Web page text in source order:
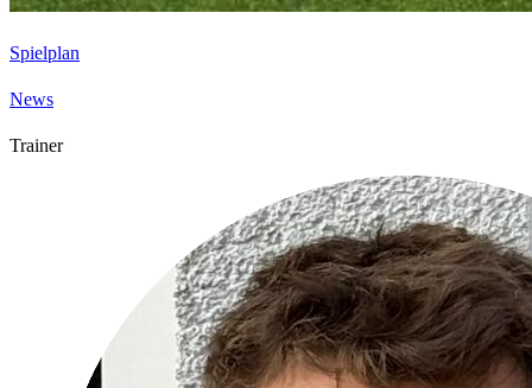
Spielplan
News
Trainer